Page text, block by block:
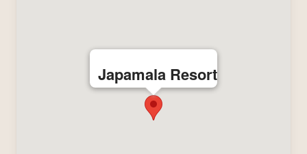
Japamala Resort